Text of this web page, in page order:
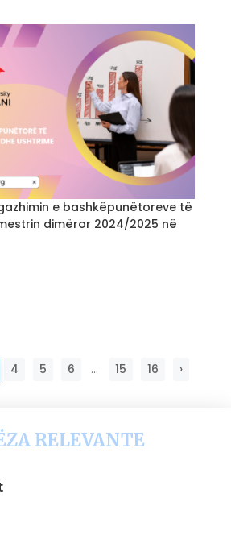
e bashkëpunëtoreve të
dimëror 2024/2025 në
4 5 6 ... 15 16 ›
RELEVANTE